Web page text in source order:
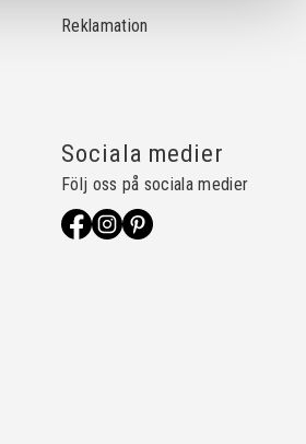
Reklamation
Sociala medier
Följ oss på sociala medier